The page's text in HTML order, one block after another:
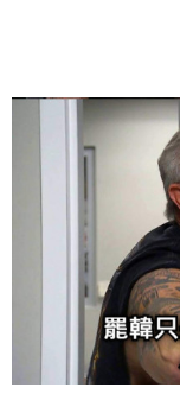
2 元
20 元